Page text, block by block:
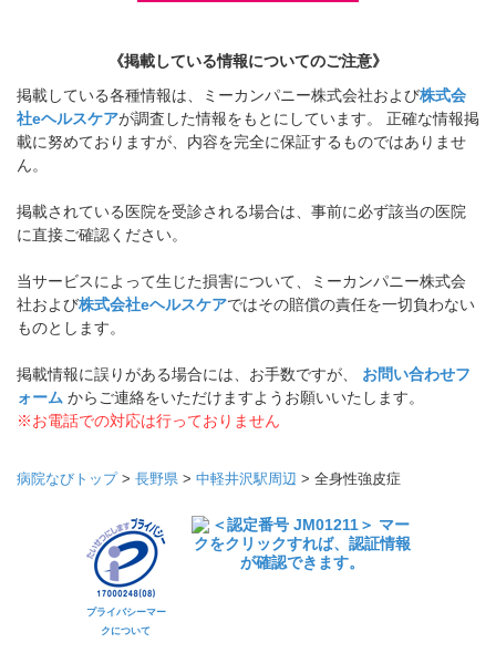
《掲載している情報についてのご注意》
掲載している各種情報は、ミーカンパニー株式会社および株式会
社eヘルスケアが調査した情報をもとにしています。 正確な情報掲
載に努めておりますが、内容を完全に保証するものではありませ
ん。
掲載されている医院を受診される場合は、事前に必ず該当の医院
に直接ご確認ください。
当サービスによって生じた損害について、ミーカンパニー株式会
社および株式会社eヘルスケアではその賠償の責任を一切負わない
ものとします。
掲載情報に誤りがある場合には、お手数ですが、 お問い合わせフ
ォーム からご連絡をいただけますようお願いいたします。
※お電話での対応は行っておりません
病院なびトップ> 長野県 > 中軽井沢駅周辺 > 全身性強皮症
プライバシーマー
クについて